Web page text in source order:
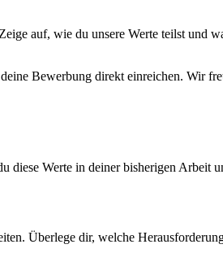
auf, wie du unsere Werte teilst und
Bewerbung direkt einreichen. Wir
Werte in deiner bisherigen Arbeit
Überlege dir, welche